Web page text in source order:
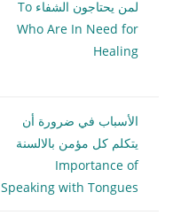
لمن يحتاجون الشفاء To
Who Are In Need for
Healing
الأسباب في ضرورة أن
يتكلم كل مؤمن بالالسنة
Importance of
Speaking with Tongues